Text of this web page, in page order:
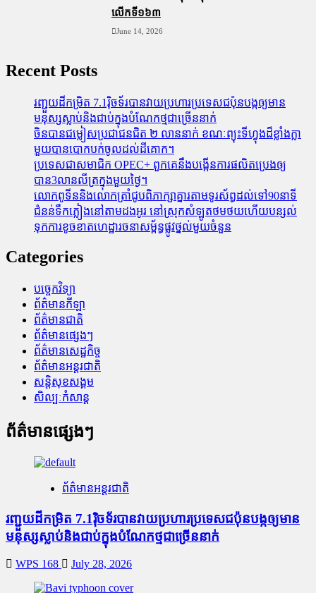
លើកទី១៦៣
June 14, 2026
Recent Posts
រញ្ជួយដីកម្រិត​ 7.1រ៉ិចទ័របានវាយប្រហារប្រទេសជប៉ុនបង្កឲ្យមាន
មនុស្សស្លាប់​និង​ជាប់ក្នុងបំណែកថ្មជាច្រើននាក់
ចិនបានជម្លៀសប្រជាជនជិត ២ លាននាក់ ខណៈព្យុះទីហ្វុងដ៏ខ្លាំងក្លា
មួយបានបោកបក់ចូលដល់ដីគោក។
ប្រទេសជាសមាជិក OPEC+​ ពួកគេនឹងបង្កើនការផលិតប្រេងឲ្យ
បាន3លានលីត្រក្នុងមួយថ្ងៃ។
លោកពូទីននិងលោកត្រាំជូបពិភាក្សាគ្នារតាមទូរស័ព្ធដល់ទៅ90នាទី
ជំនន់​ទឹកភ្លៀង​នៅ​តាម​ដងអូរ​ នៅ​ស្រុក​សំឡូត​ថមថយ​ហើយ​បន្សល់​
ទុក​ការ​ខូចខាត​ហេដ្ឋារចនាសម្ព័ន្ធ​ផ្លូវថ្នល់​មួយ​ចំនួន
Categories
បច្ចេកវិទ្យា
ព័ត៌មានកីឡា
ព័ត៌មានជាតិ
ព័ត៌មានផ្សេងៗ
ព័ត៌មានសេដ្ឋកិច្ច
ព័ត៌មានអន្តរជាតិ
សន្តិសុខសង្គម
សិល្បៈកំសាន្ត
ព័ត៌មានផ្សេងៗ
ព័ត៌មានអន្តរជាតិ
រញ្ជួយដីកម្រិត​ 7.1រ៉ិចទ័របានវាយប្រហារប្រទេសជប៉ុនបង្កឲ្យមាន
មនុស្សស្លាប់​និង​ជាប់ក្នុងបំណែកថ្មជាច្រើននាក់
WPS 168 July 28, 2026